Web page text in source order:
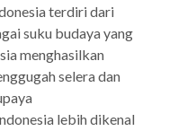
terdiri dari
suku budaya yang
menghasilkan
selera dan
lebih dikenal